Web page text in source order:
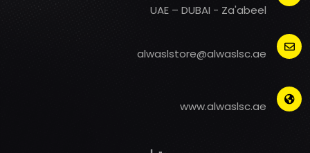
UAE – DUBAI - Za'abeel
alwaslstore@alwaslsc.ae
www.alwaslsc.ae